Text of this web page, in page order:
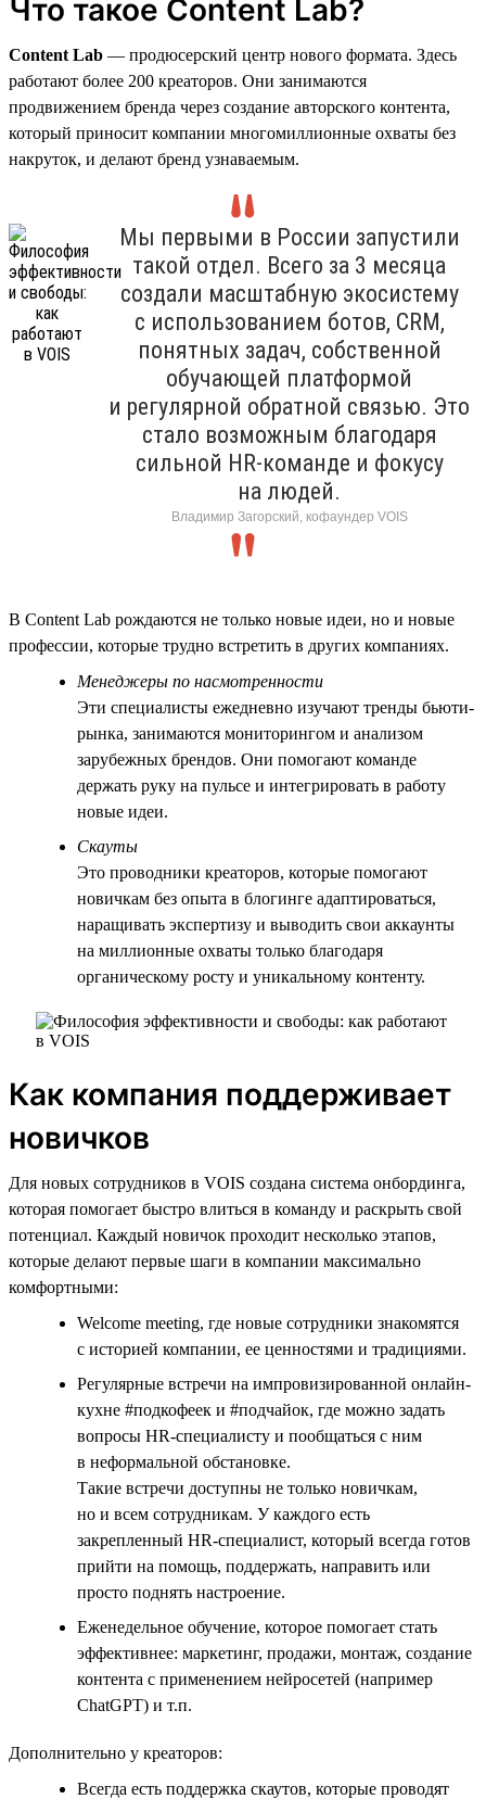
Что такое Content Lab?
Content Lab — продюсерский центр нового формата. Здесь
работают более 200 креаторов. Они занимаются
продвижением бренда через создание авторского контента,
который приносит компании многомиллионные охваты без
накруток, и делают бренд узнаваемым.
Мы первыми в России запустили
такой отдел. Всего за 3 месяца
создали масштабную экосистему
с использованием ботов, CRM,
понятных задач, собственной
обучающей платформой
и регулярной обратной связью. Это
стало возможным благодаря
сильной HR-команде и фокусу
на людей.
Владимир Загорский, кофаундер VOIS
В Content Lab рождаются не только новые идеи, но и новые
профессии, которые трудно встретить в других компаниях.
Менеджеры по насмотренности
Эти специалисты ежедневно изучают тренды бьюти-
рынка, занимаются мониторингом и анализом
зарубежных брендов. Они помогают команде
держать руку на пульсе и интегрировать в работу
новые идеи.
Скауты
Это проводники креаторов, которые помогают
новичкам без опыта в блогинге адаптироваться,
наращивать экспертизу и выводить свои аккаунты
на миллионные охваты только благодаря
органическому росту и уникальному контенту.
Как компания поддерживает
новичков
Для новых сотрудников в VOIS создана система онбординга,
которая помогает быстро влиться в команду и раскрыть свой
потенциал. Каждый новичок проходит несколько этапов,
которые делают первые шаги в компании максимально
комфортными:
Welcome meeting, где новые сотрудники знакомятся
с историей компании, ее ценностями и традициями.
Регулярные встречи на импровизированной онлайн-
кухне #подкофеек и #подчайок, где можно задать
вопросы HR-специалисту и пообщаться с ним
в неформальной обстановке.
Такие встречи доступны не только новичкам,
но и всем сотрудникам. У каждого есть
закрепленный HR-специалист, который всегда готов
прийти на помощь, поддержать, направить или
просто поднять настроение.
Еженедельное обучение, которое помогает стать
эффективнее: маркетинг, продажи, монтаж, создание
контента с применением нейросетей (например
ChatGPT) и т.п.
Дополнительно у креаторов:
Всегда есть поддержка скаутов, которые проводят